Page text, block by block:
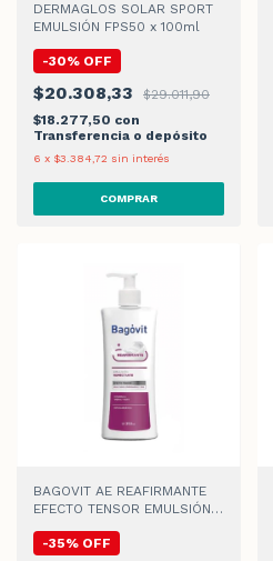
DERMAGLOS SOLAR SPORT
EMULSIÓN FPS50 x 100ml
-30% OFF
$20.308,33
$29.011,90
$18.277,50 con
Transferencia o depósito
6 x $3.384,72 sin interés
BAGOVIT AE REAFIRMANTE
EFECTO TENSOR EMULSIÓN x
-35% OFF